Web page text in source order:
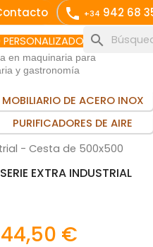
call +34 942 68
en maquinaria para
y gastronomía
search
MOBILIARIO DE ACERO INOX
PURIFICADORES DE AIRE
- Cesta de 500x500
EXTRA INDUSTRIAL
€